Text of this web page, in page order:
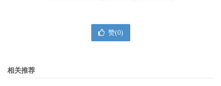
赞(0)
相关推荐